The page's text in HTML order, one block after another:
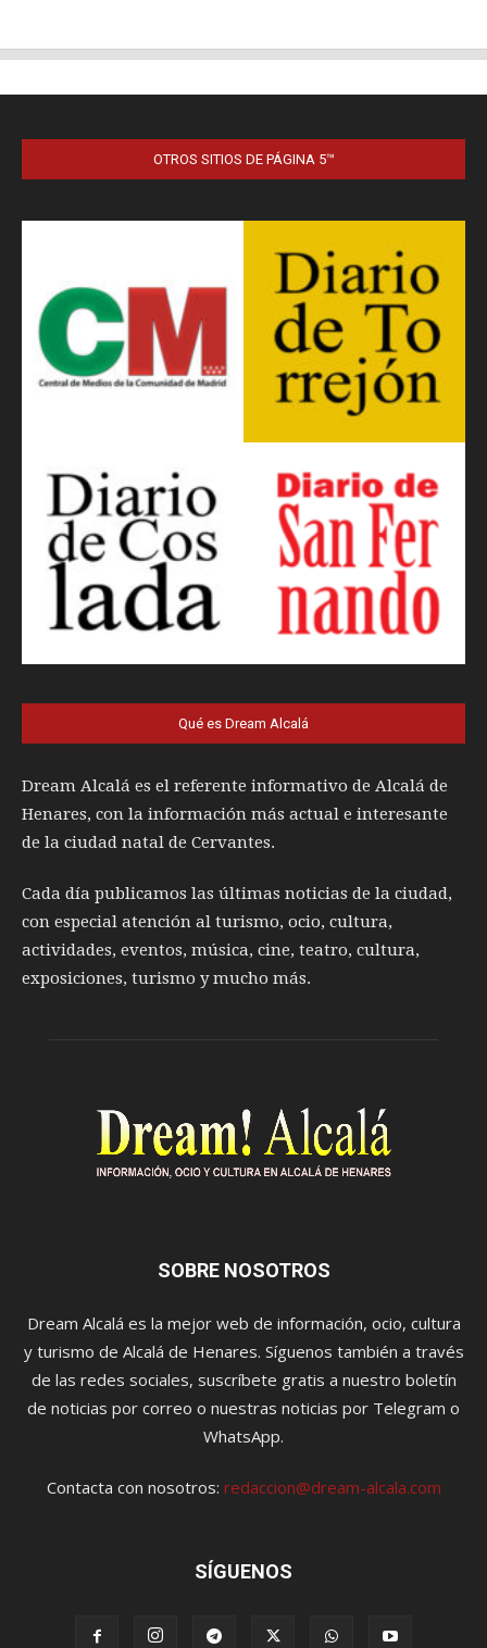
OTROS SITIOS DE PÁGINA 5™
Qué es Dream Alcalá
Dream Alcalá es el referente informativo de Alcalá de
Henares, con la información más actual e interesante
de la ciudad natal de Cervantes.
Cada día publicamos las últimas noticias de la ciudad,
con especial atención al turismo, ocio, cultura,
actividades, eventos, música, cine, teatro, cultura,
exposiciones, turismo y mucho más.
SOBRE NOSOTROS
Dream Alcalá es la mejor web de información, ocio, cultura
y turismo de Alcalá de Henares. Síguenos también a través
de las redes sociales, suscríbete gratis a nuestro boletín
de noticias por correo o nuestras noticias por Telegram o
WhatsApp.
Contacta con nosotros: redaccion@dream-alcala.com
SÍGUENOS